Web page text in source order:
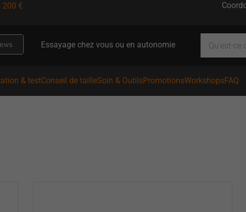
200 €
Essayage chez vous ou en autonomie
& testConseil de tailleSoin & OutilsPromotionsWorkshopsFAQ